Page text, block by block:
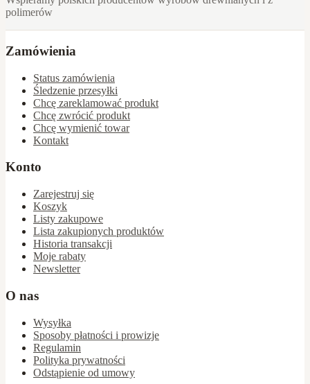
polimerów
Zamówienia
Status zamówienia
Śledzenie przesyłki
Chcę zareklamować produkt
Chcę zwrócić produkt
Chcę wymienić towar
Kontakt
Konto
Zarejestruj się
Koszyk
Listy zakupowe
Lista zakupionych produktów
Historia transakcji
Moje rabaty
Newsletter
O nas
Wysyłka
Sposoby płatności i prowizje
Regulamin
Polityka prywatności
Odstąpienie od umowy